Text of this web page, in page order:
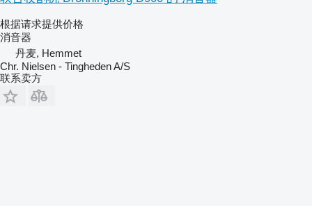
根据请求提供价格
消音器
丹麦, Hemmet
Chr. Nielsen - Tingheden A/S
联系卖方